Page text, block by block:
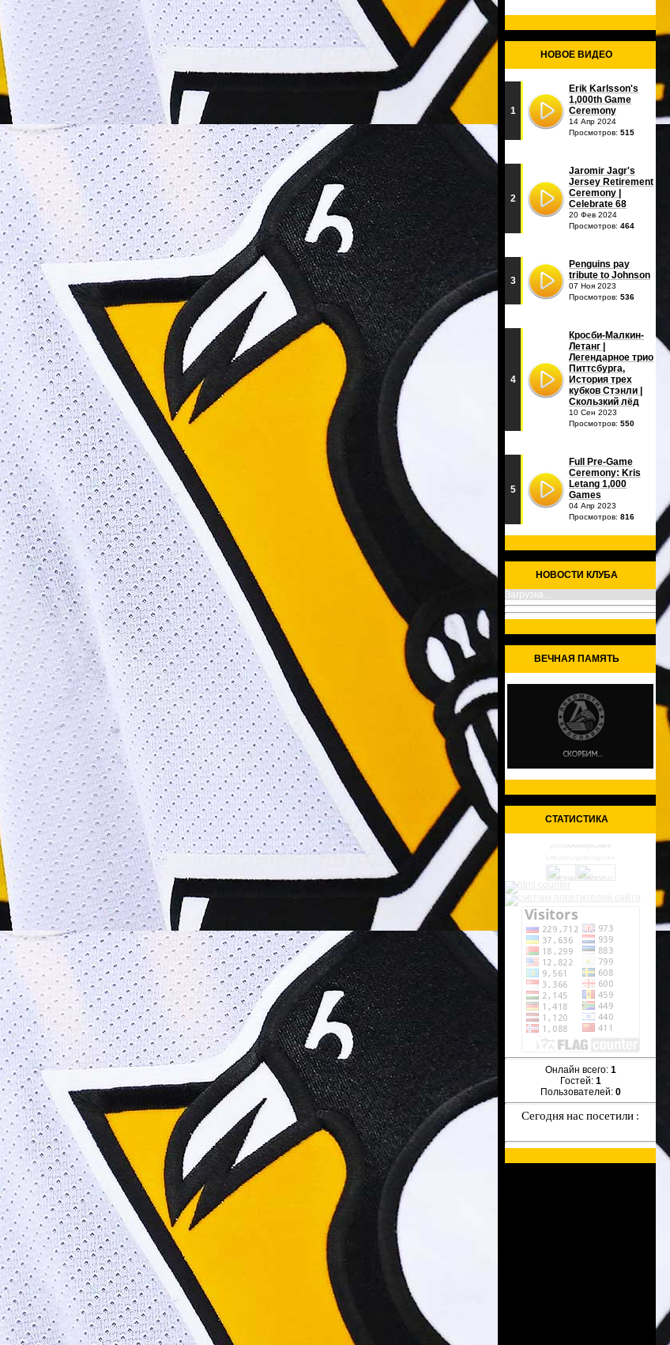
НОВОЕ ВИДЕО
1
Erik Karlsson's
1,000th Game
Ceremony
14 Апр 2024
Просмотров: 515
2
Jaromir Jagr's
Jersey Retirement
Ceremony |
Celebrate 68
20 Фев 2024
Просмотров: 464
3
Penguins pay
tribute to Johnson
07 Ноя 2023
Просмотров: 536
4
Кросби-Малкин-
Летанг |
Легендарное трио
Питтсбурга,
История трех
кубков Стэнли |
Скользкий лёд
10 Сен 2023
Просмотров: 550
5
Full Pre-Game
Ceremony: Kris
Letang 1,000
Games
04 Апр 2023
Просмотров: 816
НОВОСТИ КЛУБА
Загрузка...
ВЕЧНАЯ ПАМЯТЬ
СТАТИСТИКА
Онлайн всего: 1
Гостей: 1
Пользователей: 0
Сегодня нас посетили :